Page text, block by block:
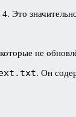
Это
не
. Он